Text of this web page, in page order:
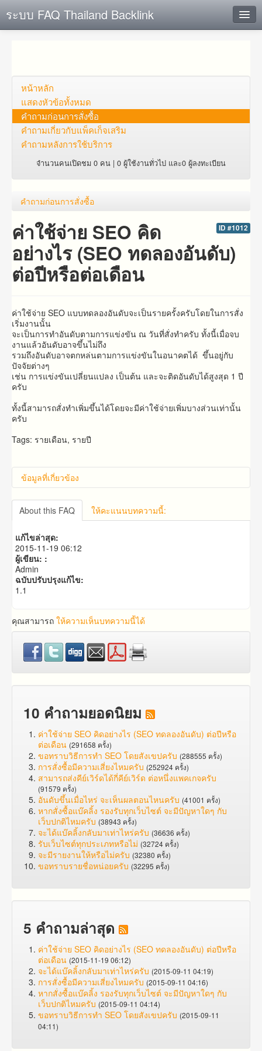
ระบบ FAQ Thailand Backlink
ตั้งคำถาม
ดูคำถาม
คุณต้องการที่จะลงทะเบียนหรือไม่?
หน้าหลัก
แสดงหัวข้อทั้งหมด
คำถาม​ก่อน​การ​สั่งซื้อ​
คำถาม​เกี่ยว​กับ​แพ็คเก็จ​เสริม
คำถามหลังการใช้บริการ
จำนวนคนเปิดชม 0 คน | 0 ผู้ใช้งานทั่วไป และ0 ผู้ลงทะเบียน
คำถาม​ก่อน​การ​สั่งซื้อ​
ID #1012
ค่าใช้จ่าย SEO คิด
อย่างไร (SEO ทดลองอันดับ)
ต่อปีหรือต่อเดือน
ค่าใช้จ่าย SEO แบบทดลองอันดับจะเป็นรายครั้งครับโดยในการสั่ง
เริ่มงานนั้น
จะเป็นการทำอันดับตามการแข่งขัน ณ วันที่สั่งทำครับ ทั้งนี้เมื่อจบ
งานแล้วอันดับอาจขึ้นไม่ถึง
รวมถึงอันดับอาจตกหล่นตามการแข่งขันในอนาคตได้ ขึ้นอยู่กับ
ปัจจัยต่างๆ
เช่น การแข่งขันเปลี่ยนแปลง เป็นต้น และจะติดอันดับได้สูงสุด 1 ปี
ครับ
ทั้งนี้สามารถสั่งทำเพิ่มขึ้นได้โดยจะมีค่าใช้จ่ายเพิ่มบางส่วนเท่านั้น
ครับ
Tags: รายเดือน, รายปี
ข้อมูลที่เกี่ยวข้อง
About this FAQ ให้คะแนนบทความนี้:
แก้ไขล่าสุด:
2015-11-19 06:12
ผู้เขียน: :
Admin
ฉบับปรับปรุงแก้ไข:
1.1
คุณสามารถ ให้ความเห็นบทความนี้ได้
10 คำถามยอดนิยม
ค่าใช้จ่าย SEO คิดอย่างไร (SEO ทดลองอันดับ) ต่อปีหรือ
ต่อเดือน (291658 ครั้ง)
ขอทราบวิธีการทำ SEO โดยสังเขปครับ (288555 ครั้ง)
การสั่งซื้อมีความเสี่ยงไหมครับ (252924 ครั้ง)
สามารถส่งคีย์เวิร์ดได้กี่คีย์เวิร์ด ต่อหนึ่งแพคเกจครับ
(91579 ครั้ง)
อันดับขึ้นเมื่อไหร่ จะเห็นผลตอนไหนครับ (41001 ครั้ง)
หากสั่งซื้อแบ๊คลิ้ง รองรับทุกเว็บไซต์ จะมีปัญหาใดๆ กับ
เว็บปกติไหมครับ (38943 ครั้ง)
จะได้แบ๊คลิ้งกลับมาเท่าไหร่ครับ (36636 ครั้ง)
รับเว็บไซต์ทุกประเภทหรือไม่ (32724 ครั้ง)
จะมีรายงานให้หรือไม่ครับ (32380 ครั้ง)
ขอทราบรายชื่อหน่อยครับ (32295 ครั้ง)
5 คำถามล่าสุด
ค่าใช้จ่าย SEO คิดอย่างไร (SEO ทดลองอันดับ) ต่อปีหรือ
ต่อเดือน (2015-11-19 06:12)
จะได้แบ๊คลิ้งกลับมาเท่าไหร่ครับ (2015-09-11 04:19)
การสั่งซื้อมีความเสี่ยงไหมครับ (2015-09-11 04:16)
หากสั่งซื้อแบ๊คลิ้ง รองรับทุกเว็บไซต์ จะมีปัญหาใดๆ กับ
เว็บปกติไหมครับ (2015-09-11 04:14)
ขอทราบวิธีการทำ SEO โดยสังเขปครับ (2015-09-11
04:11)